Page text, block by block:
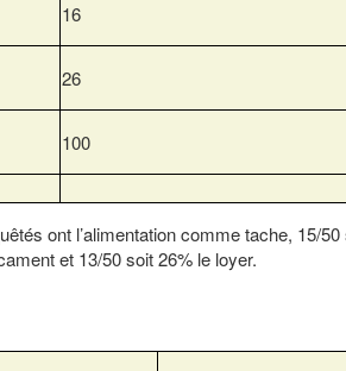
16
26
100
ont l’alimentation comme tache, 15/50
et 13/50 soit 26% le loyer.